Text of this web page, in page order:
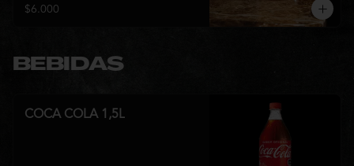
$6.000
BEBIDAS
COCA COLA 1,5L